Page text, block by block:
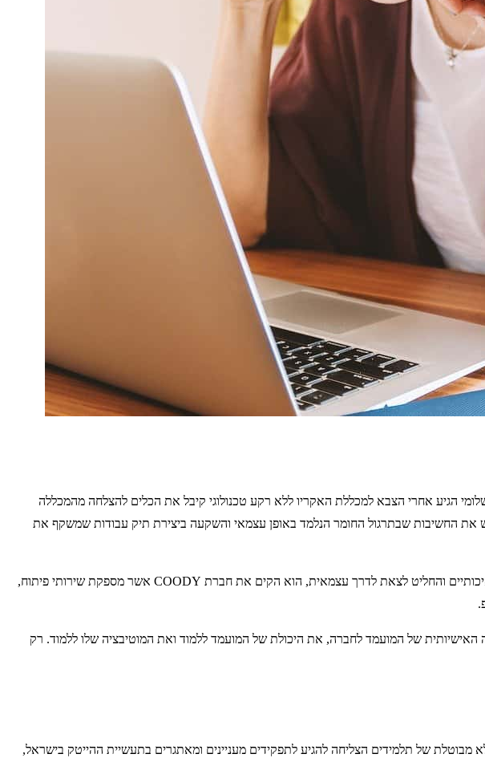
הגיע אחרי הצבא למכללת האקריו ללא רקע טכנולוגי קיבל את הכלים להצלחה מהמכללה
את החשיבות שבתרגול החומר הנלמד באופן עצמאי והשקעה ביצירת תיק עבודות שמשקף את
עוד לפני סיום הקורס שלומי מצא עבודה בפיתוח בחברת SGK, במהלך העבודה שלומי נחשף למחסור החמור באנשי תכנות איכותיים והחליט לצאת לדרך עצמאית, הוא הקים את חברת COODY אשר מספקת שירותי פיתוח,
של המועמד לחברה, את היכולת של המועמד ללמוד ואת המוטיבציה שלו ללמוד. רק
של תלמידים הצליחה להגיע לתפקידים מעניינים ומאתגרים בתעשיית ההייטק בישראל,